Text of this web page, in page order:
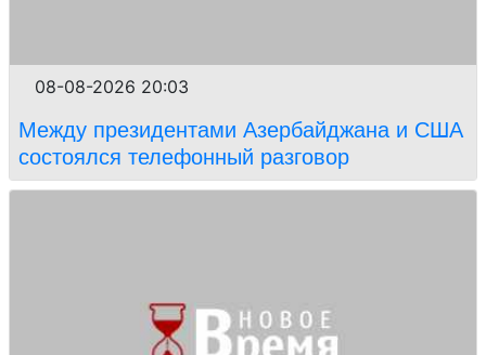
08-08-2026 20:03
Между президентами Азербайджана и США
состоялся телефонный разговор